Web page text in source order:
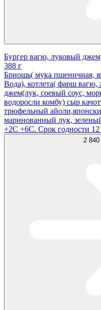
Бургер вагю, луковый
388 г
Бриошь( мука пшеничная,
Вода), котлета( фарш
джем(лук, соевый соус,
водоросли комбу) сыр
трюфельный
маринованный лук,
+2С +6С. Срок годности 12
2 840